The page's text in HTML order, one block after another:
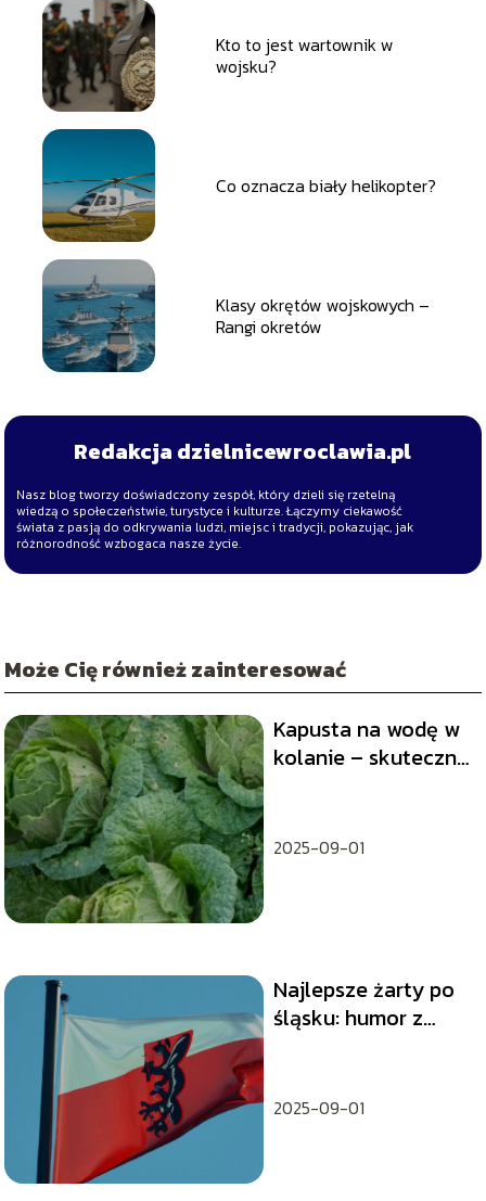
Kto to jest wartownik w
wojsku?
Co oznacza biały helikopter?
Klasy okrętów wojskowych –
Rangi okretów
Redakcja dzielnicewroclawia.pl
Nasz blog tworzy doświadczony zespół, który dzieli się rzetelną
wiedzą o społeczeństwie, turystyce i kulturze. Łączymy ciekawość
świata z pasją do odkrywania ludzi, miejsc i tradycji, pokazując, jak
różnorodność wzbogaca nasze życie.
Może Cię również zainteresować
Kapusta na wodę w
kolanie – skuteczny
2025-09-01
Najlepsze żarty po
śląsku: humor z
2025-09-01